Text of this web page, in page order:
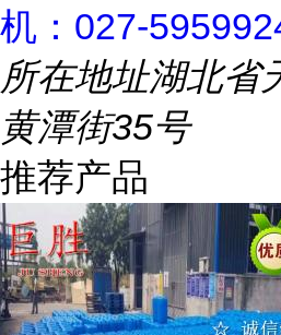
机：027-
所在地址湖北省
黄潭街35号
推荐产品